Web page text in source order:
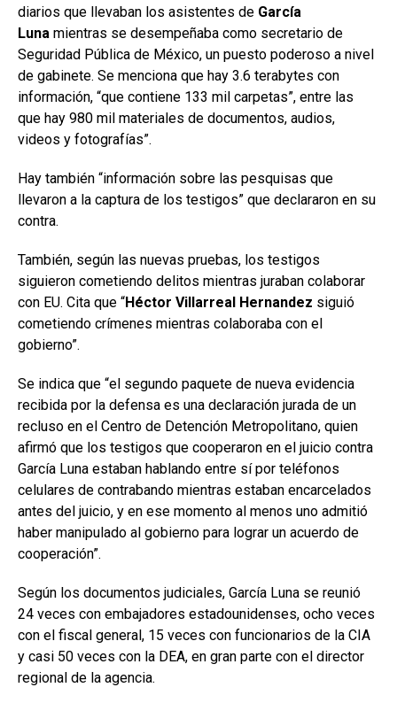
diarios que llevaban los asistentes de García
Luna mientras se desempeñaba como secretario de
Seguridad Pública de México, un puesto poderoso a nivel
de gabinete. Se menciona que hay 3.6 terabytes con
información, “que contiene 133 mil carpetas”, entre las
que hay 980 mil materiales de documentos, audios,
videos y fotografías”.
Hay también “información sobre las pesquisas que
llevaron a la captura de los testigos” que declararon en su
contra.
También, según las nuevas pruebas, los testigos
siguieron cometiendo delitos mientras juraban colaborar
con EU. Cita que “Héctor Villarreal Hernandez siguió
cometiendo crímenes mientras colaboraba con el
gobierno”.
Se indica que “el segundo paquete de nueva evidencia
recibida por la defensa es una declaración jurada de un
recluso en el Centro de Detención Metropolitano, quien
afirmó que los testigos que cooperaron en el juicio contra
García Luna estaban hablando entre sí por teléfonos
celulares de contrabando mientras estaban encarcelados
antes del juicio, y en ese momento al menos uno admitió
haber manipulado al gobierno para lograr un acuerdo de
cooperación”.
Según los documentos judiciales, García Luna se reunió
24 veces con embajadores estadounidenses, ocho veces
con el fiscal general, 15 veces con funcionarios de la CIA
y casi 50 veces con la DEA, en gran parte con el director
regional de la agencia.